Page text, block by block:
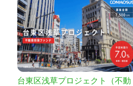
台東区浅草プロジェクト（不動